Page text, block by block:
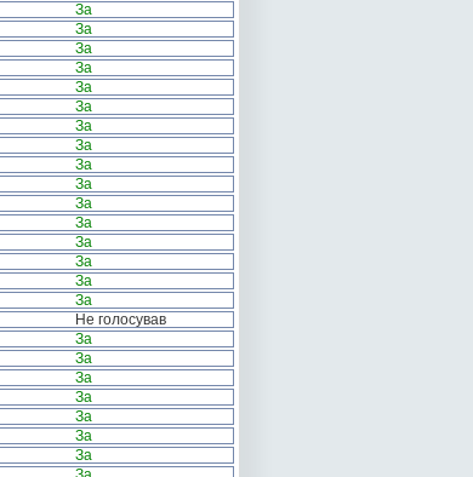
За
За
За
За
За
За
За
За
За
За
За
За
За
За
За
За
Не голосував
За
За
За
За
За
За
За